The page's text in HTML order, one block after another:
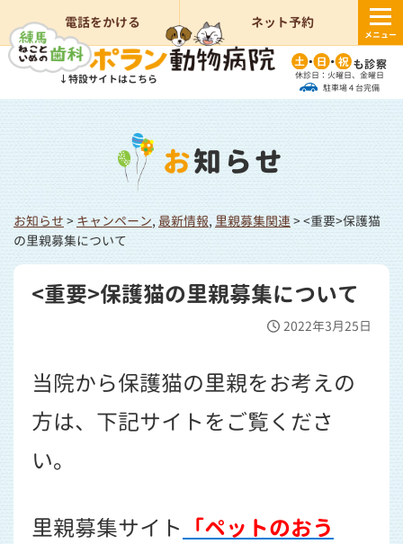
電話をかける ネット予約
↓特設サイトはこちら
休診日：火曜日、金曜日
駐車場４台完備
メニュー
お知らせ
お知らせ > キャンペーン, 最新情報, 里親募集関連 ><重要>保護猫
の里親募集について
<重要>保護猫の里親募集について
2022年3月25日
当院から保護猫の里親をお考えの
方は、下記サイトをご覧くださ
い。
里親募集サイト 「ペットのおう